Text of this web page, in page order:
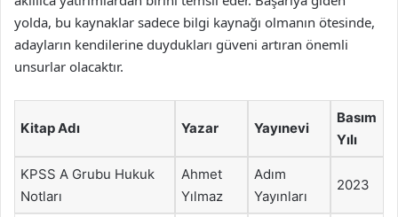
yolda, bu kaynaklar sadece bilgi kaynağı olmanın ötesinde,
adayların kendilerine duydukları güveni artıran önemli
unsurlar olacaktır.
Kitap Adı Yazar Yayınevi
Basım
Yılı
KPSS A Grubu Hukuk
Notları
Ahmet
Yılmaz
Adım
Yayınları
2023